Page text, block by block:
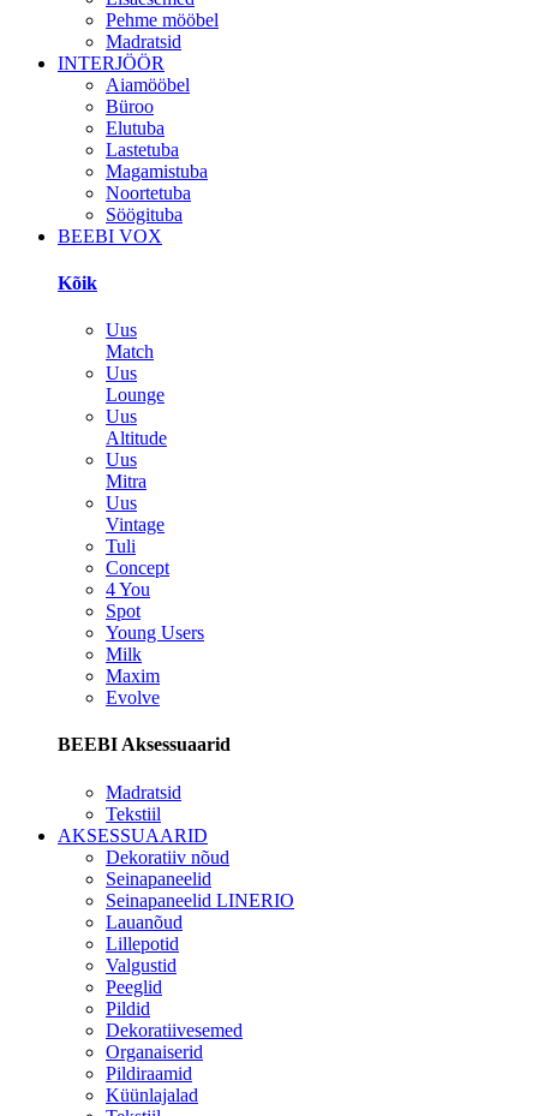
Pehme mööbel
Madratsid
INTERJÖÖR
Aiamööbel
Büroo
Elutuba
Lastetuba
Magamistuba
Noortetuba
Söögituba
BEEBI VOX
Kõik
Uus
Match
Uus
Lounge
Uus
Altitude
Uus
Mitra
Uus
Vintage
Tuli
Concept
4 You
Spot
Young Users
Milk
Maxim
Evolve
BEEBI Aksessuaarid
Madratsid
Tekstiil
AKSESSUAARID
Dekoratiiv nõud
Seinapaneelid
Seinapaneelid LINERIO
Lauanõud
Lillepotid
Valgustid
Peeglid
Pildid
Dekoratiivesemed
Organaiserid
Pildiraamid
Küünlajalad